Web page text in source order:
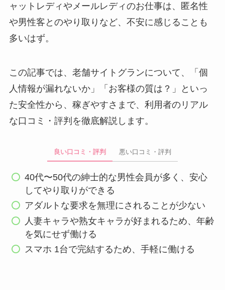
ャットレディやメールレディのお仕事は、匿名性
や男性客とのやり取りなど、不安に感じることも
多いはず。
この記事では、老舗サイトグランについて、「個
人情報が漏れないか」「お客様の質は？」といっ
た安全性から、稼ぎやすさまで、利用者のリアル
な口コミ・評判を徹底解説します。
良い口コミ・評判 悪い口コミ・評判
40代〜50代の紳士的な男性会員が多く、安心
してやり取りができる
アダルトな要求を無理にされることが少ない
人妻キャラや熟女キャラが好まれるため、年齢
を気にせず働ける
スマホ 1台で完結するため、手軽に働ける